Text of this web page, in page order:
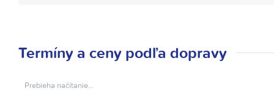
Termíny a ceny podľa dopravy
Prebieha načítanie…